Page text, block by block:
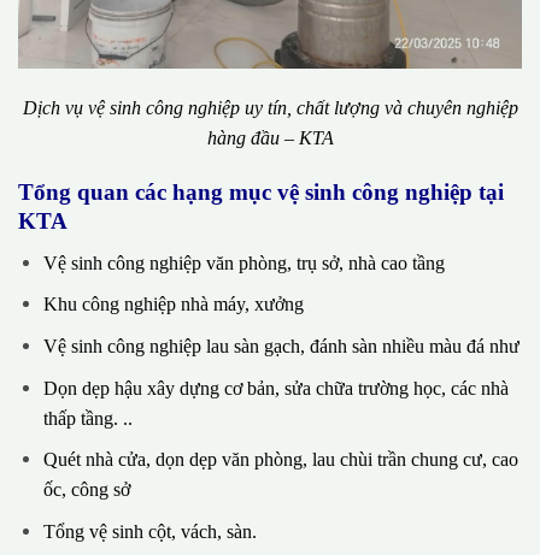
Dịch vụ vệ sinh công nghiệp uy tín, chất lượng và chuyên nghiệp
hàng đầu – KTA
Tổng quan các hạng mục vệ sinh công nghiệp tại
KTA
Vệ sinh công nghiệp văn phòng, trụ sở, nhà cao tầng
Khu công nghiệp nhà máy, xưởng
Vệ sinh công nghiệp lau sàn gạch, đánh sàn nhiều màu đá như
Dọn dẹp hậu xây dựng cơ bản, sửa chữa trường học, các nhà
thấp tầng. ..
Quét nhà cửa, dọn dẹp văn phòng, lau chùi trần chung cư, cao
ốc, công sở
Tổng vệ sinh cột, vách, sàn.